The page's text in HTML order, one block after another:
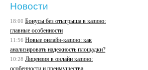
Новости
18:00 Бонусы без отыгрыша в казино:
главные особенности
11:56 Новые онлайн-казино: как
анализировать надежность площадки?
10:28 Лицензия в онлайн казино:
особенности и преимущества